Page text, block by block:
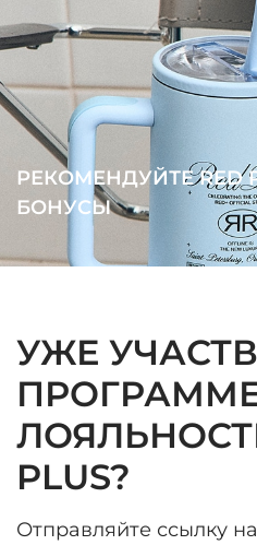
РЕКОМЕНДУЙТЕ RED
БОНУСЫ
УЖЕ
PLUS?
Отправляйте ссылку